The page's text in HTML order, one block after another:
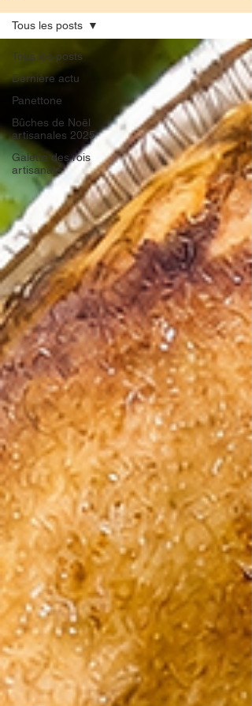
Tous les posts
Dernière actu
Panettone
Bûches de Noël
artisanales 2025
Galette des rois
artisanale
Tous les posts